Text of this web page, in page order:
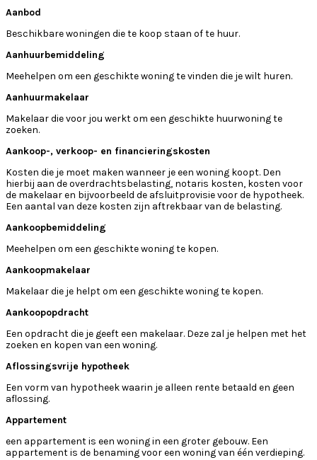
Aanbod
Beschikbare woningen die te koop staan of te huur.
Aanhuurbemiddeling
Meehelpen om een geschikte woning te vinden die je wilt huren.
Aanhuurmakelaar
Makelaar die voor jou werkt om een geschikte huurwoning te
zoeken.
Aankoop-, verkoop- en financieringskosten
Kosten die je moet maken wanneer je een woning koopt. Den
hierbij aan de overdrachtsbelasting, notaris kosten, kosten voor
de makelaar en bijvoorbeeld de afsluitprovisie voor de hypotheek.
Een aantal van deze kosten zijn aftrekbaar van de belasting.
Aankoopbemiddeling
Meehelpen om een geschikte woning te kopen.
Aankoopmakelaar
Makelaar die je helpt om een geschikte woning te kopen.
Aankoopopdracht
Een opdracht die je geeft een makelaar. Deze zal je helpen met het
zoeken en kopen van een woning.
Aflossingsvrije hypotheek
Een vorm van hypotheek waarin je alleen rente betaald en geen
aflossing.
Appartement
een appartement is een woning in een groter gebouw. Een
appartement is de benaming voor een woning van één verdieping.